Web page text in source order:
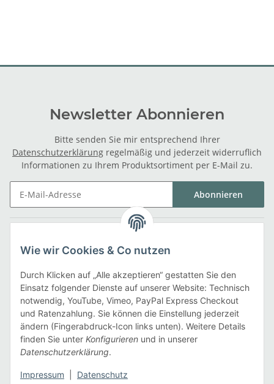
Newsletter Abonnieren
Bitte senden Sie mir entsprechend Ihrer
Datenschutzerklärung regelmäßig und jederzeit widerruflich
Informationen zu Ihrem Produktsortiment per E-Mail zu.
Abonnieren
Informationen
Zahlarten
Wie wir Cookies & Co nutzen
Durch Klicken auf „Alle akzeptieren“ gestatten Sie den
Einsatz folgender Dienste auf unserer Website: Technisch
notwendig, YouTube, Vimeo, PayPal Express Checkout
und Ratenzahlung. Sie können die Einstellung jederzeit
ändern (Fingerabdruck-Icon links unten). Weitere Details
finden Sie unter Konfigurieren und in unserer
Datenschutzerklärung.
Impressum Datenschutz